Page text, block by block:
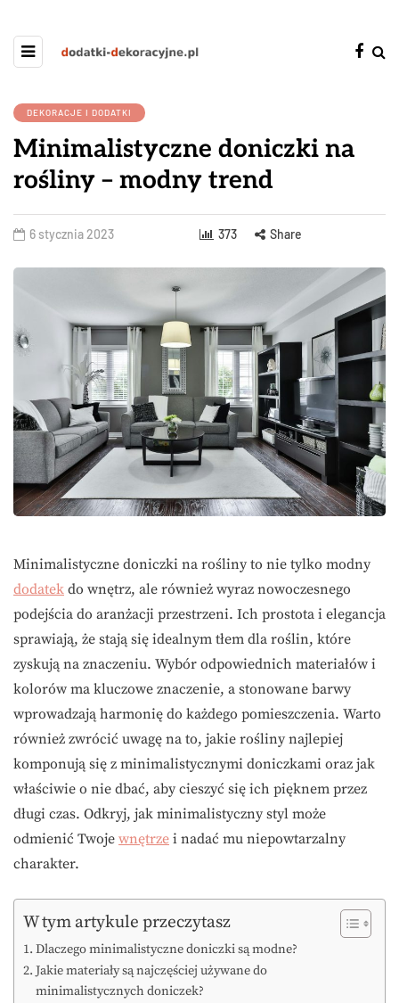
DEKORACJE I DODATKI
Minimalistyczne doniczki na
rośliny – modny trend
6 stycznia 2023 373 Share
Minimalistyczne doniczki na rośliny to nie tylko modny
dodatek do wnętrz, ale również wyraz nowoczesnego
podejścia do aranżacji przestrzeni. Ich prostota i elegancja
sprawiają, że stają się idealnym tłem dla roślin, które
zyskują na znaczeniu. Wybór odpowiednich materiałów i
kolorów ma kluczowe znaczenie, a stonowane barwy
wprowadzają harmonię do każdego pomieszczenia. Warto
również zwrócić uwagę na to, jakie rośliny najlepiej
komponują się z minimalistycznymi doniczkami oraz jak
właściwie o nie dbać, aby cieszyć się ich pięknem przez
długi czas. Odkryj, jak minimalistyczny styl może
odmienić Twoje wnętrze i nadać mu niepowtarzalny
charakter.
W tym artykule przeczytasz
Dlaczego minimalistyczne doniczki są modne?
Jakie materiały są najczęściej używane do
minimalistycznych doniczek?